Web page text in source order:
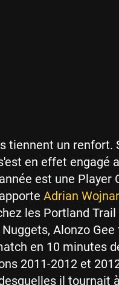
tiennent un renfort.
en effet engagé
est une Player
Adrian
les Portland Trail
Alonzo
en 10 minutes
2011-2012 et
il tournait